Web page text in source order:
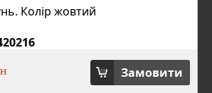
Колір жовтий
Замовити